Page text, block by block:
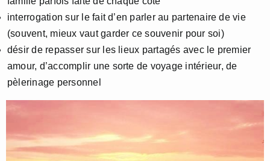
interrogation sur le fait d’en parler au partenaire de vie
(souvent, mieux vaut garder ce souvenir pour soi)
désir de repasser sur les lieux partagés avec le premier
amour, d’accomplir une sorte de voyage intérieur, de
pèlerinage personnel